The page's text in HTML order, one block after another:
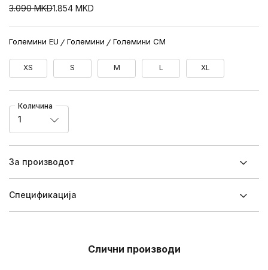
3.090 MKD1.854 MKD
Големини EU Големини Големини CM
XS S M L XL
Количина
1
За производот
Спецификацијa
Слични производи